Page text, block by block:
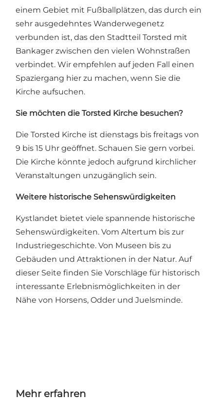
einem Gebiet mit Fußballplätzen, das durch ein
sehr ausgedehntes Wanderwegenetz
verbunden ist, das den Stadtteil Torsted mit
Bankager zwischen den vielen Wohnstraßen
verbindet. Wir empfehlen auf jeden Fall einen
Spaziergang hier zu machen, wenn Sie die
Kirche aufsuchen.
Sie möchten die Torsted Kirche besuchen?
Die Torsted Kirche ist dienstags bis freitags von
9 bis 15 Uhr geöffnet. Schauen Sie gern vorbei.
Die Kirche könnte jedoch aufgrund kirchlicher
Veranstaltungen unzugänglich sein.
Weitere historische Sehenswürdigkeiten
Kystlandet bietet viele spannende historische
Sehenswürdigkeiten. Vom Altertum bis zur
Industriegeschichte. Von Museen bis zu
Gebäuden und Attraktionen in der Natur. Auf
dieser Seite finden Sie Vorschläge für historisch
interessante Erlebnismöglichkeiten in der
Nähe von Horsens, Odder und Juelsminde.
Mehr erfahren